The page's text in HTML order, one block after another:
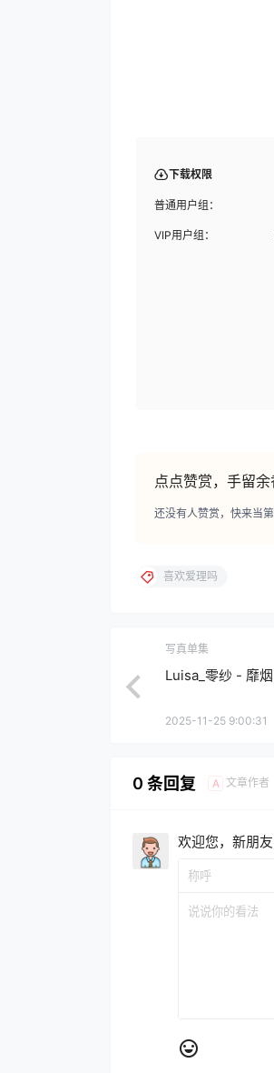
下载权限
普通用户组：
VIP用户组：
点点赞赏，手留余
还没有人赞赏，快来当第
喜欢爱理吗
写真单集
Luisa_零纱 - 靡
2025-11-25 9:00:31
0 条回复 A 文章作者
欢迎您，新朋友